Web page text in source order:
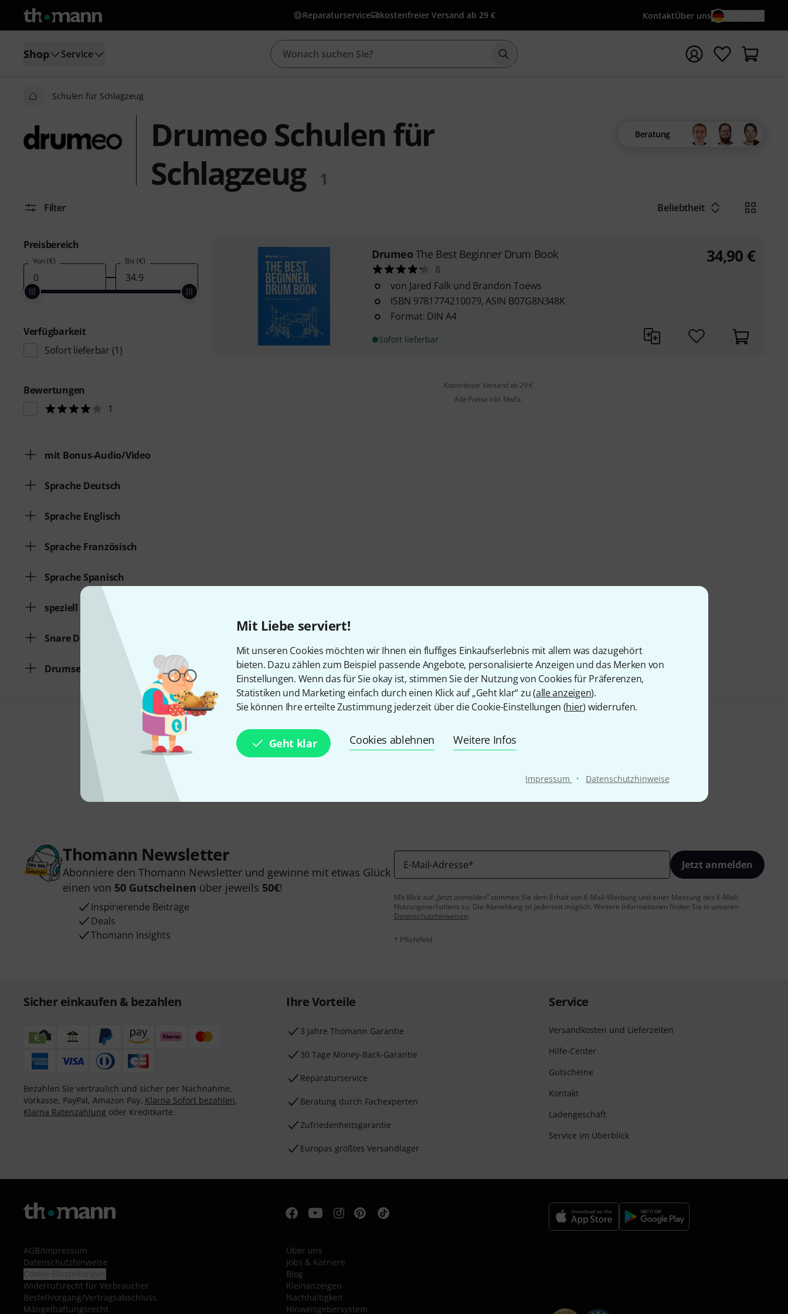
Mit Liebe serviert!
Mit unseren Cookies möchten wir Ihnen ein fluffiges Einkaufserlebnis mit allem was dazugehört
bieten. Dazu zählen zum Beispiel passende Angebote, personalisierte Anzeigen und das Merken von
Einstellungen. Wenn das für Sie okay ist, stimmen Sie der Nutzung von Cookies für Präferenzen,
Statistiken und Marketing einfach durch einen Klick auf „Geht klar“ zu (alle anzeigen).
Sie können Ihre erteilte Zustimmung jederzeit über die Cookie-Einstellungen (hier) widerrufen.
Geht klar Cookies ablehnen Weitere Infos
Impressum · Datenschutzhinweise
Reparaturservice kostenfreier Versand ab 29 € KontaktÜber uns
Shop Service Suche mit Suchwort {searchTerm} starten
Schulen für Schlagzeug
Drumeo Schulen für
Schlagzeug
1
Beratung
Filter Beliebtheit
Preisbereich
Von (€) Bis (€)
Verfügbarkeit
Sofort lieferbar (1)
Bewertungen
1
mit Bonus-Audio/Video
Sprache Deutsch
Sprache Englisch
Sprache Französisch
Sprache Spanisch
speziell für Kinder
Snare Drum
Drumset
Drumeo The Best Beginner Drum Book
8
von Jared Falk und Brandon Toews
ISBN 9781774210079, ASIN B07G8N348K
Format: DIN A4
Sofort lieferbar
34,90 €
Kostenloser Versand ab 29 €
Alle Preise inkl. MwSt.
Gefällt Ihnen, was Sie sehen?
Thomann Newsletter
Abonniere den Thomann Newsletter und gewinne mit etwas Glück
einen von 50 Gutscheinen über jeweils 50€!
Inspirierende Beiträge
Deals
Thomann Insights
E-Mail-Adresse* Jetzt anmelden
Mit Klick auf „Jetzt anmelden“ stimmen Sie dem Erhalt von E-Mail-Werbung und einer Messung des E-Mail-
Nutzungsverhaltens zu. Die Abmeldung ist jederzeit möglich. Weitere Informationen finden Sie in unseren
Datenschutzhinweisen.
* Pflichtfeld
Sicher einkaufen & bezahlen
Bezahlen Sie vertraulich und sicher per Nachnahme,
Vorkasse, PayPal, Amazon Pay, Klarna Sofort bezahlen,
Klarna Ratenzahlung oder Kreditkarte.
Ihre Vorteile
3 Jahre Thomann Garantie
30 Tage Money-Back-Garantie
Reparaturservice
Beratung durch Fachexperten
Zufriedenheitsgarantie
Europas größtes Versandlager
Service
Versandkosten und Lieferzeiten
Hilfe-Center
Gutscheine
Kontakt
Ladengeschäft
Service im Überblick
AGB/Impressum
Datenschutzhinweise
Widerrufsrecht für Verbraucher
Bestellvorgang/Vertragsabschluss
Mängelhaftungsrecht
Über uns
Jobs & Karriere
Blog
Kleinanzeigen
Nachhaltigkeit
Hinweisgebersystem